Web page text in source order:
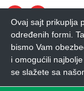
© 2018 - 2026 |E-
Izdrada Internet
optimizacija sajta -
Ovaj sajt prikuplja
određenih formi.
bismo Vam
i omogućili
se slažete sa